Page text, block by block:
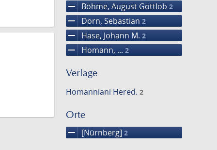
remove Böhme, August Gottlob 2
remove Dorn, Sebastian 2
remove Hase, Johann M. 2
remove Homann, ... 2
Verlage
Homanniani Hered. 2
Orte
remove [Nürnberg] 2